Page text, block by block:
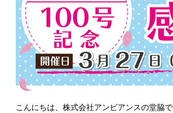
こんにちは、株式会社アンビアンスの堂脇で